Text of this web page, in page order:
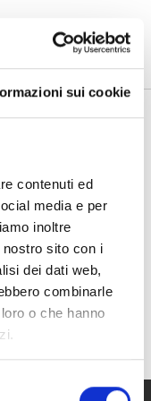
sui cookie
contenuti ed
media e per
inoltre
sito con i
dei dati web,
combinarle
o che hanno
search menu
-